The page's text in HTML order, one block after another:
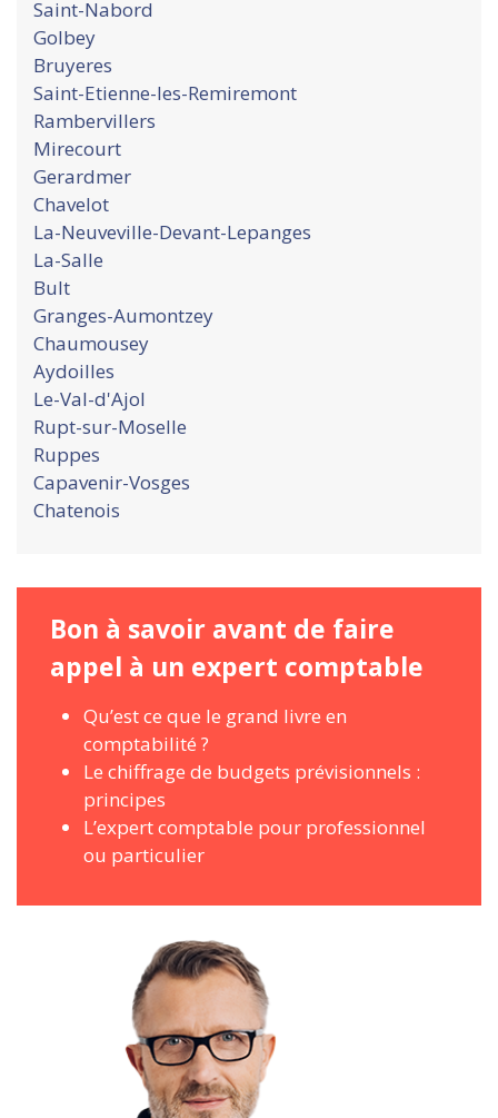
Saint-Nabord
Golbey
Bruyeres
Saint-Etienne-les-Remiremont
Rambervillers
Mirecourt
Gerardmer
Chavelot
La-Neuveville-Devant-Lepanges
La-Salle
Bult
Granges-Aumontzey
Chaumousey
Aydoilles
Le-Val-d'Ajol
Rupt-sur-Moselle
Ruppes
Capavenir-Vosges
Chatenois
Bon à savoir avant de faire
appel à un expert comptable
Qu’est ce que le grand livre en
comptabilité ?
Le chiffrage de budgets prévisionnels :
principes
L’expert comptable pour professionnel
ou particulier